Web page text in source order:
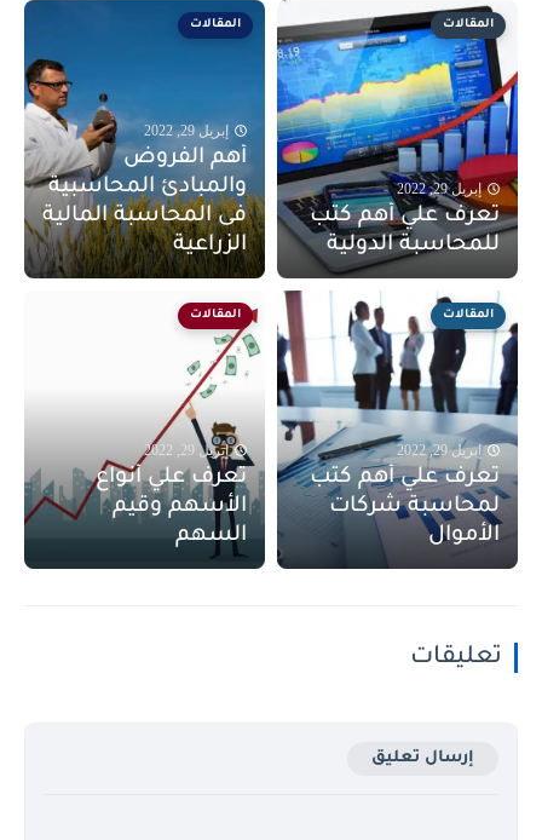
المقالات
إبريل 29, 2022
تعرف علي أهم كتب
للمحاسبة الدولية
المقالات
إبريل 29, 2022
أهم الفروض
والمبادئ المحاسبية
فى المحاسبة المالية
الزراعية
المقالات
إبريل 29, 2022
تعرف علي أهم كتب
لمحاسبة شركات
الأموال
المقالات
إبريل 29, 2022
تعرف علي أنواع
الأسهم وقيم
السهم
تعليقات
إرسال تعليق